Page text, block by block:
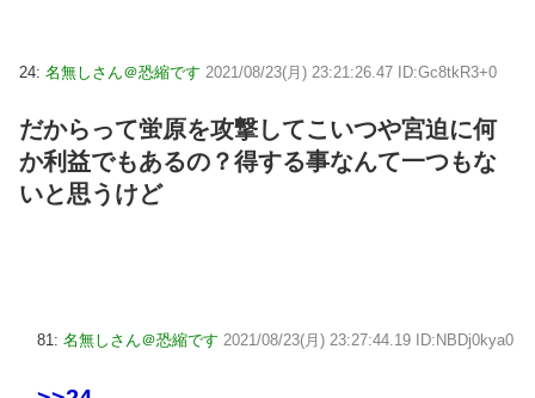
24: 名無しさん＠恐縮です 2021/08/23(月) 23:21:26.47 ID:Gc8tkR3+0
だからって蛍原を攻撃してこいつや宮迫に何
か利益でもあるの？得する事なんて一つもな
いと思うけど
81: 名無しさん＠恐縮です 2021/08/23(月) 23:27:44.19 ID:NBDj0kya0